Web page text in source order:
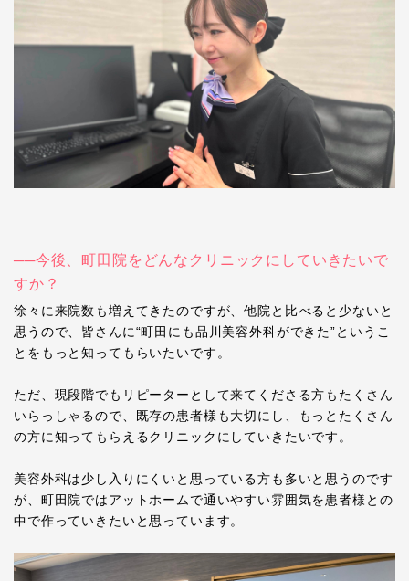
──今後、町田院をどんなクリニックにしていきたいで
すか？
徐々に来院数も増えてきたのですが、他院と比べると少ないと
思うので、皆さんに“町田にも品川美容外科ができた”というこ
とをもっと知ってもらいたいです。
ただ、現段階でもリピーターとして来てくださる方もたくさん
いらっしゃるので、既存の患者様も大切にし、もっとたくさん
の方に知ってもらえるクリニックにしていきたいです。
美容外科は少し入りにくいと思っている方も多いと思うのです
が、町田院ではアットホームで通いやすい雰囲気を患者様との
中で作っていきたいと思っています。